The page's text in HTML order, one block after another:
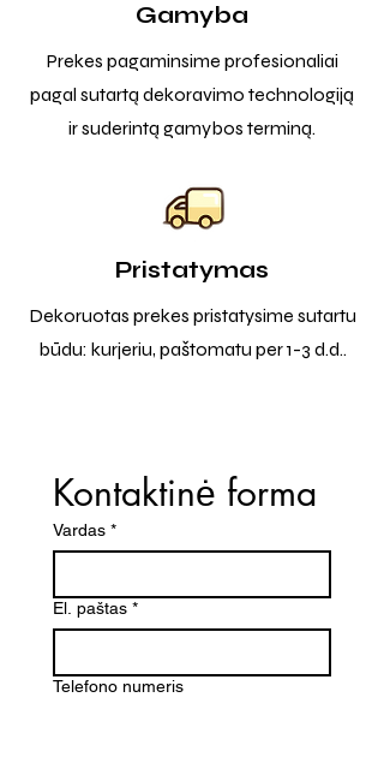
Gamyba
Prekes pagaminsime profesionaliai
pagal sutartą dekoravimo technologiją
ir suderintą gamybos terminą.
Pristatymas
Dekoruotas prekes pristatysime sutartu
būdu: kurjeriu, paštomatu per 1-3 d.d..
Kontaktinė forma
Vardas *
El. paštas *
Telefono numeris